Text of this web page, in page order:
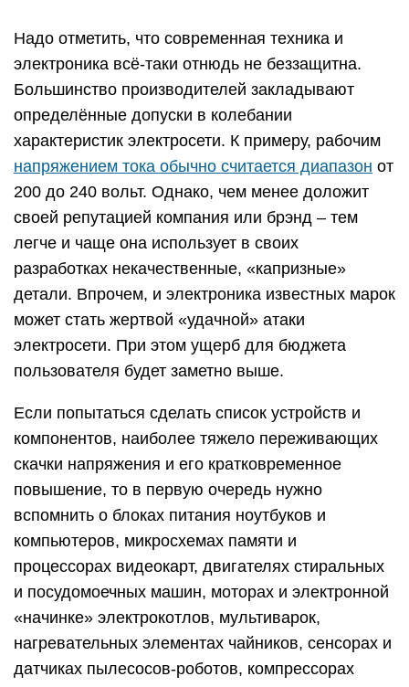
Надо отметить, что современная техника и
электроника всё-таки отнюдь не беззащитна.
Большинство производителей закладывают
определённые допуски в колебании
характеристик электросети. К примеру, рабочим
напряжением тока обычно считается диапазон от
200 до 240 вольт. Однако, чем менее доложит
своей репутацией компания или брэнд – тем
легче и чаще она использует в своих
разработках некачественные, «капризные»
детали. Впрочем, и электроника известных марок
может стать жертвой «удачной» атаки
электросети. При этом ущерб для бюджета
пользователя будет заметно выше.
Если попытаться сделать список устройств и
компонентов, наиболее тяжело переживающих
скачки напряжения и его кратковременное
повышение, то в первую очередь нужно
вспомнить о блоках питания ноутбуков и
компьютеров, микросхемах памяти и
процессорах видеокарт, двигателях стиральных
и посудомоечных машин, моторах и электронной
«начинке» электрокотлов, мультиварок,
нагревательных элементах чайников, сенсорах и
датчиках пылесосов-роботов, компрессорах